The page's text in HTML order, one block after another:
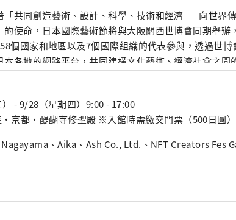
「共同創造藝術、設計、科學、技術和經濟——向世界
的使命，日本國際藝術節將與大阪關西世博會同期舉辦
個國家和地區以及7個國際組織的代表參與，透過世
本各地的網路平台，共同建構文化藝術、經濟社會之間
造機構（株式會社）/秘書處：健康都市設計研究所
每日新聞大廈，大阪市北區梅田3-4-5，郵編：530-0001
- 9/28（星期四）9:00 - 17:00
京都‧醍醐寺修聖殿 ※入館時需繳交門票（500日圓）
、Aika、Ash Co., Ltd.、NFT Creators Fes